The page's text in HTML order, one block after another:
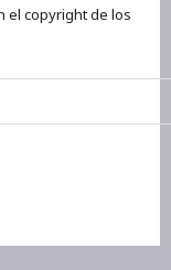
el copyright de los